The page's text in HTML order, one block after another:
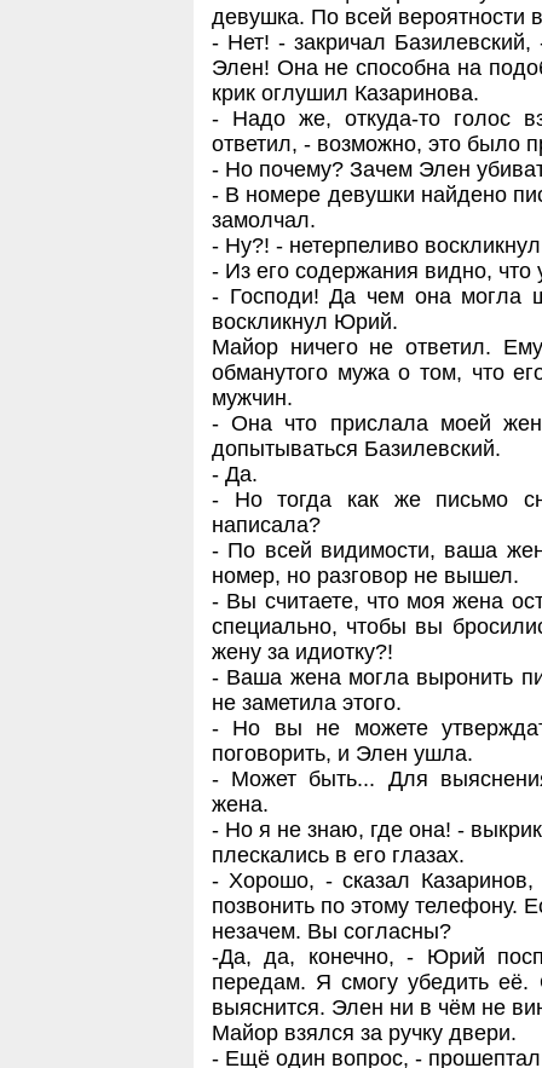
девушка. По всей вероятности
- Нет! - закричал
Элен! Она не способна на
крик оглушил Казаринова.
- Надо же, откуда-то голос
ответил, - возможно, это было
- Но почему? Зачем Элен
- В номере девушки найдено
замолчал.
- Ну?! - нетерпеливо
- Из его содержания видно,
- Господи! Да чем она могла
воскликнул Юрий.
Майор ничего не ответил.
обманутого мужа о том, что
мужчин.
- Она что прислала моей
допытываться Базилевский.
- Да.
- Но тогда как же письмо
написала?
- По всей видимости, ваша
номер, но разговор не вышел.
- Вы считаете, что моя жена
специально, чтобы вы
жену за идиотку?!
- Ваша жена могла выронить
не заметила этого.
- Но вы не можете
поговорить, и Элен ушла.
- Может быть... Для
жена.
- Но я не знаю, где она! -
плескались в его глазах.
- Хорошо, - сказал
позвонить по этому телефону.
незачем. Вы согласны?
-Да, да, конечно, - Юрий
передам. Я смогу убедить
выяснится. Элен ни в чём не
Майор взялся за ручку двери.
- Ещё один вопрос, -